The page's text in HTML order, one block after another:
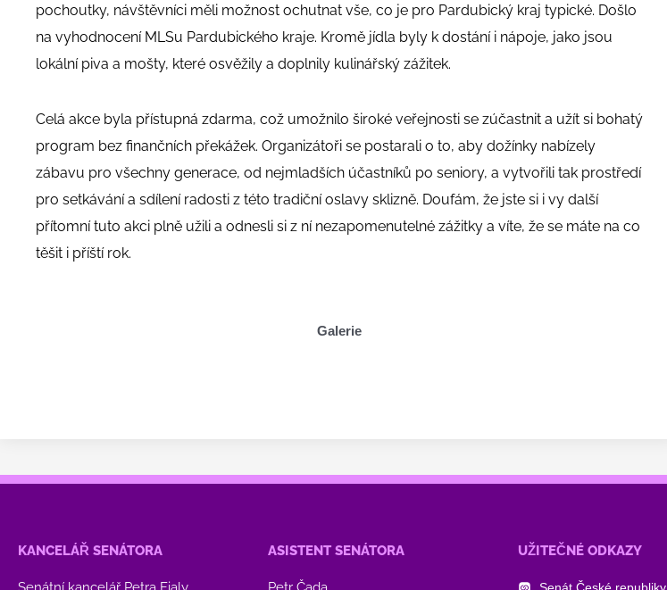
pochoutky, návštěvníci měli možnost ochutnat vše, co je pro Pardubický kraj typické. Došlo
na vyhodnocení MLSu Pardubického kraje. Kromě jídla byly k dostání i nápoje, jako jsou
lokální piva a mošty, které osvěžily a doplnily kulinářský zážitek.
Celá akce byla přístupná zdarma, což umožnilo široké veřejnosti se zúčastnit a užít si bohatý
program bez finančních překážek. Organizátoři se postarali o to, aby dožínky nabízely
zábavu pro všechny generace, od nejmladších účastníků po seniory, a vytvořili tak prostředí
pro setkávání a sdílení radosti z této tradiční oslavy sklizně. Doufám, že jste si i vy další
přítomní tuto akci plně užili a odnesli si z ní nezapomenutelné zážitky a víte, že se máte na co
těšit i příští rok.
Galerie
KANCELÁŘ SENÁTORA ASISTENT SENÁTORA UŽITEČNÉ ODKAZY